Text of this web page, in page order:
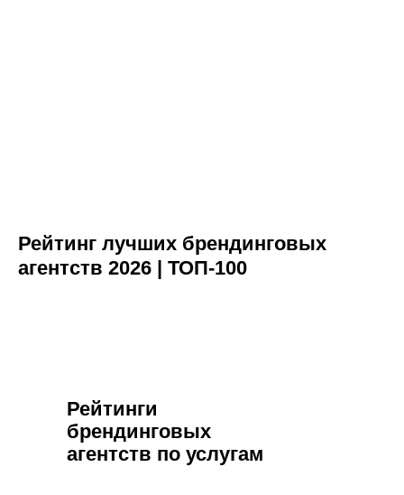
Рейтинг лучших брендинговых
агентств 2026 | ТОП-100
Рейтинги
брендинговых
агентств по услугам